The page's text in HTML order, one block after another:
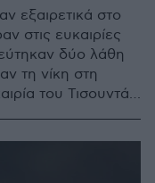
εξαιρετικά στο
στις ευκαιρίες
δύο λάθη
τη νίκη στη
του Τισουντάλι